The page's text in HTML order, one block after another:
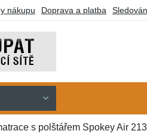
nákupu Doprava a platba
s polštářem Spokey Air